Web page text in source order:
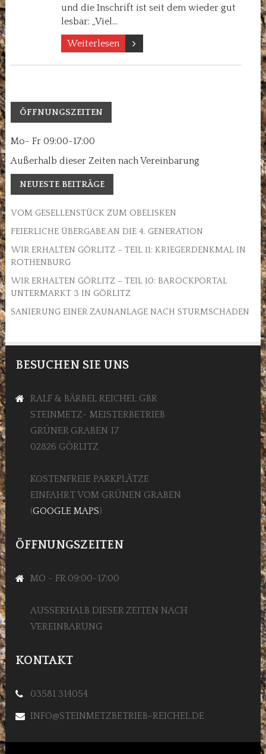
und die Inschrift ist seit dem wieder gut
lesbar: „Viel…
Weiterlesen
ÖFFNUNGSZEITEN
Mo- Fr 09:00-17:00
Außerhalb dieser Zeiten nach Vereinbarung
NEUESTE BEITRÄGE
VOM GESELLENSTÜCK ZUM OBELISKEN
FEIERLICHE ÜBERGABE AN DIE 4. GENERATION
WIR ERHALTEN GÖRLITZ – TEIL 11: KRIEGERDENKMAL IN
ROTHENBURG
WIR ERHALTEN GÖRLITZ – TEIL 10: BAROCKPORTAL
UNTERMARKT 3 IN GÖRLITZ
SANIERUNG EINER ZAUNANLAGE NACH STURMSCHADEN
BESUCHEN SIE UNS
RALF & BÄRBEL REICHEL GBR
STEINMETZ- MEISTERBETRIEB
GRÜNER GRABEN 17
02826 GÖRLITZ
KOSTENFREIE PARKPLÄTZE
EINFAHRT VOM GRÜNEN GRABEN
(GOOGLE MAPS)
ÖFFNUNGSZEITEN
MO - FR 09:00-17:00
AUSSERHALB DIESER ZEITEN NACH V
EREINBARUNG
KONTAKT
03581 314054
INFO@STEINMETZBETRIEB-REICHEL.DE